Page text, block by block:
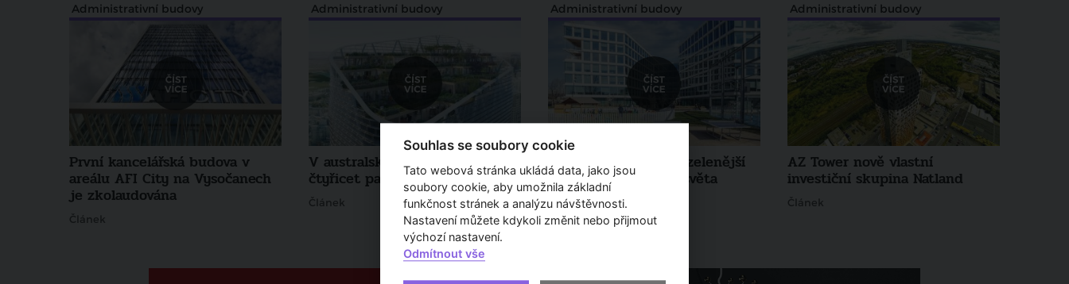
Administrativní budovy
První kancelářská budova v
areálu AFI City na Vysočanech
je zkolaudována
Článek
Administrativní budovy
V australském Sydney vyroste
čtyřicet pater dřeva
Článek
Administrativní budovy
V Praze jsou dvě nejzelenější
kancelářské budovy světa
Článek
Administrativní budovy
AZ Tower nově vlastní
investiční skupina Natland
Článek
Souhlas se soubory cookie
Tato webová stránka ukládá data, jako jsou
soubory cookie, aby umožnila základní
funkčnost stránek a analýzu návštěvnosti.
Nastavení můžete kdykoli změnit nebo přijmout
výchozí nastavení.
Odmítnout vše